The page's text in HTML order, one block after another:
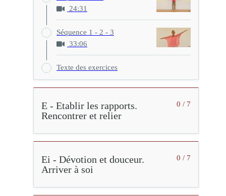
24:31
Séquence 1 - 2 - 3
33:06
Texte des exercices
0 / 7
E - Etablir les rapports.
Rencontrer et relier
0 / 7
Ei - Dévotion et douceur.
Arriver à soi